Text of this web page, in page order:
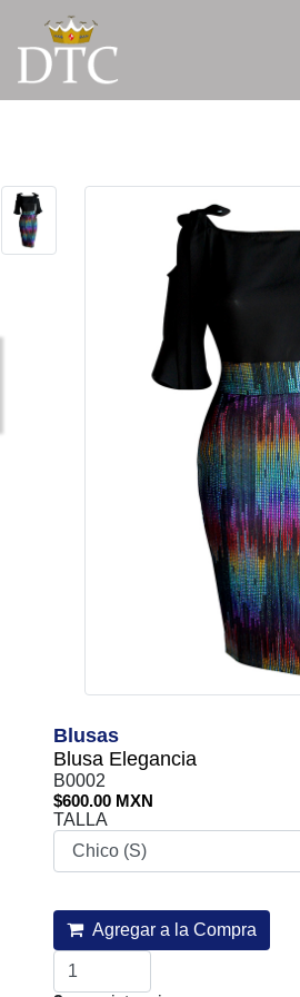
Blusas
Blusa Elegancia
B0002
$600.00 MXN
TALLA
Agregar a la Compra